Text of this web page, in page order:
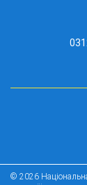
© 2026 Національна